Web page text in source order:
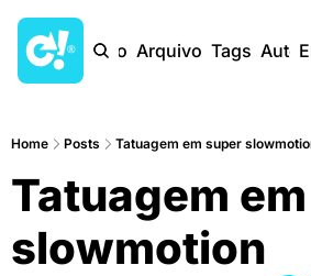
Início Arquivo Tags
Home Posts Tatuagem em super
Tatuagem
slowmotion